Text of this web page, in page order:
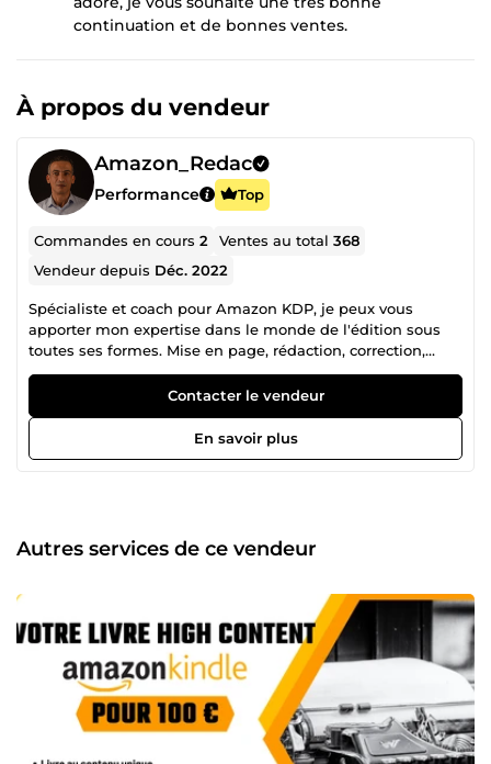
continuation et de bonnes ventes.
À propos du vendeur
Amazon_Redac
Performance Top
Commandes en cours2 Ventes au total368
Vendeur depuis Déc. 2022
Spécialiste et coach pour Amazon KDP, je peux vous
apporter mon expertise dans le monde de l'édition sous
toutes ses formes. Mise en page, rédaction, correction,
couvertures, métadonnées, marketing, business model etc.
Je suis aussi un spécialiste du référencement et du SEO
avec des années d'expérience. Avec moi, une équipe de 3
collaborateurs: Un correcteur, une rédactrice et une
spécialiste du marketing et du digital pour tous vos
Contacter le vendeur
En savoir plus
Autres services de ce vendeur